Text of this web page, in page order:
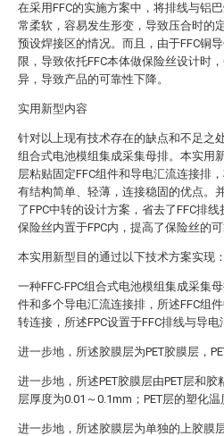
在采用FFC的实施方案中，将排线与铝
常柔软，容易发生形变，导致压合时的
预设焊接区的情况。而且，由于FFC铜
限，导致依托FFC本体做保险丝设计时
异，导致产品的可靠性下降。
实用新型内容
针对以上现有技术存在的缺点和不足之
组合式电池模组集成采集母排。本实用
层粘贴固定FFC组件和导电汇流连接排
有结构简单、轻薄，连接稳固的优点。
了FPC中转的设计方案，省去了FFC排
保险丝内置于FPC内，提高了保险丝的可
本实用新型目的通过以下技术方案实现：
一种FFC-FPC组合式电池模组集成采集
件和多个导电汇流连接排，所述FFC组
转连接，所述FPC设置于FFC排线与导电
进一步地，所述胶膜层为PET胶膜层，
进一步地，所述PET胶膜层由PET层和
层厚度为0.01～0.1mm；PET层的塑化温
进一步地，所述胶膜层为单独的上胶膜